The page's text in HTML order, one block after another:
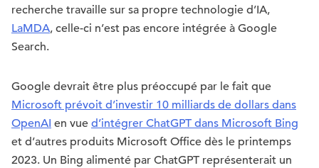
recherche travaille sur sa propre technologie d’IA,
LaMDA, celle-ci n’est pas encore intégrée à Google
Search.
Google devrait être plus préoccupé par le fait que
Microsoft prévoit d’investir 10 milliards de dollars dans
OpenAI en vue d’intégrer ChatGPT dans Microsoft Bing
et d’autres produits Microsoft Office dès le printemps
2023. Un Bing alimenté par ChatGPT représenterait un